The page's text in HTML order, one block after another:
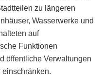
zu längeren
Wasserwerke und
auf
Funktionen
öffentliche Verwaltungen